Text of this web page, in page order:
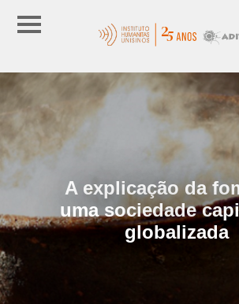
A explicação da
uma sociedade
globalizada